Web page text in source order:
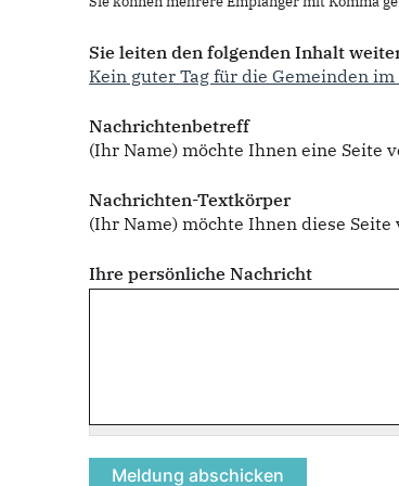
Sie leiten den folgenden Inhalt
Kein guter Tag für die Gemeinden im
Nachrichtenbetreff
(Ihr Name) möchte Ihnen eine Seite
Nachrichten-Textkörper
(Ihr Name) möchte Ihnen diese
Ihre persönliche Nachricht